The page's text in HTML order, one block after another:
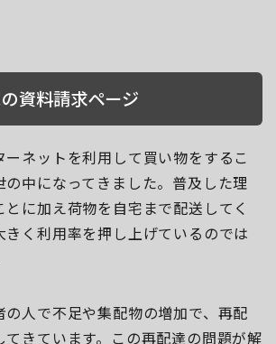
資料請求ページ
ーネットを利用して買い物をするこ
の中になってきました。普及した理
に加え荷物を自宅まで配送してく
きく利用率を押し上げているのでは
の人で不足や集配物の増加で、再配
てきています。この再配達の問題が解